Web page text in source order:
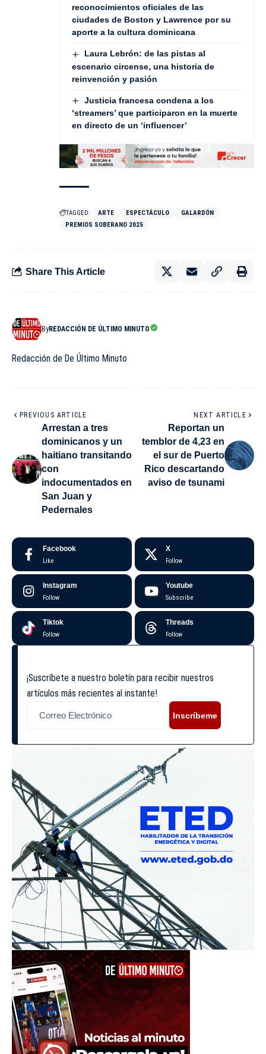
reconocimientos oficiales de las
ciudades de Boston y Lawrence por su
aporte a la cultura dominicana
Laura Lebrón: de las pistas al
escenario circense, una historia de
reinvención y pasión
Justicia francesa condena a los
‘streamers’ que participaron en la muerte
en directo de un ‘influencer’
TAGGED: ARTE ESPECTÁCULO
GALARDÓN
PREMIOS SOBERANO 2025
Share This Article
ByREDACCIÓN DE ÚLTIMO MINUTO
Redacción de De Último Minuto
PREVIOUS ARTICLE
Arrestan a tres
dominicanos y un
haitiano transitando
con
indocumentados en
San Juan y
Pedernales
NEXT ARTICLE
Reportan un
temblor de 4,23 en
el sur de Puerto
Rico descartando
aviso de tsunami
Facebook
Like
X
Follow
Instagram
Follow
Youtube
Subscribe
Tiktok
Follow
Threads
Follow
¡Suscríbete a nuestro boletín para recibir nuestros
artículos más recientes al instante!
Inscríbeme